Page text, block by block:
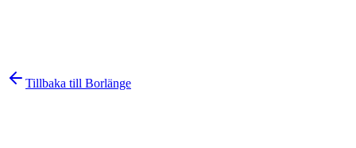
Tillbaka till Borlänge